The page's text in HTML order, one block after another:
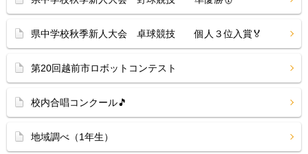
県中学校秋季新人大会 卓球競技 個人３位入賞🏅
第20回越前市ロボットコンテスト
校内合唱コンクール🎵
地域調べ（1年生）